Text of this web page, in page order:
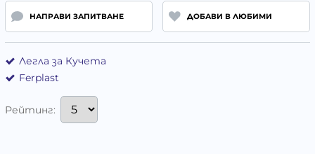
НАПРАВИ ЗАПИТВАНЕ ДОБАВИ В ЛЮБИМИ
Легла за Кучета
Ferplast
Рейтинг: